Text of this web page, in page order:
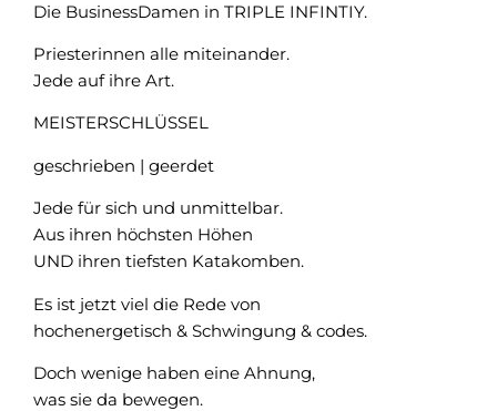
Die BusinessDamen in TRIPLE INFINTIY.
Priesterinnen alle miteinander.
Jede auf ihre Art.
MEISTERSCHLÜSSEL
geschrieben | geerdet
Jede für sich und unmittelbar.
Aus ihren höchsten Höhen
UND ihren tiefsten Katakomben.
Es ist jetzt viel die Rede von
hochenergetisch & Schwingung & codes.
Doch wenige haben eine Ahnung,
was sie da bewegen.